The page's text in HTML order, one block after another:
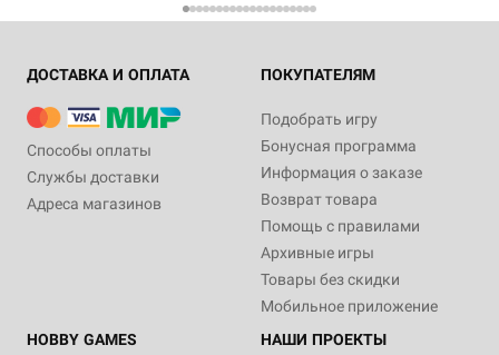
ДОСТАВКА И ОПЛАТА
Способы оплаты
Службы доставки
Адреса магазинов
ПОКУПАТЕЛЯМ
Подобрать игру
Бонусная программа
Информация о заказе
Возврат товара
Помощь с правилами
Архивные игры
Товары без скидки
Мобильное приложение
HOBBY GAMES
НАШИ ПРОЕКТЫ